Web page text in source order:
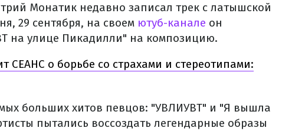
Монатик недавно записал трек с латышской
29 сентября, на своем ютуб-канале он
на улице Пикадилли" на композицию.
CEAHC о борьбе со страхами и стереотипами:
больших хитов певцов: "УВЛИУВТ" и "Я вышла
пытались воссоздать легендарные образы